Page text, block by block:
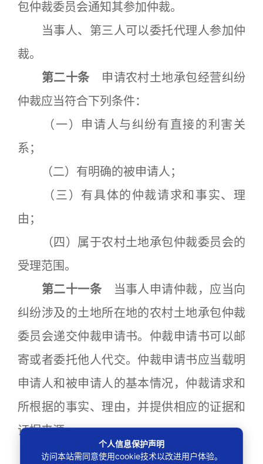
包仲裁委员会通知其参加仲裁。
当事人、第三人可以委托代理人参加仲
裁。
第二十条 申请农村土地承包经营纠纷
仲裁应当符合下列条件：
（一）申请人与纠纷有直接的利害关
系；
（二）有明确的被申请人；
（三）有具体的仲裁请求和事实、理
由；
（四）属于农村土地承包仲裁委员会的
受理范围。
第二十一条 当事人申请仲裁，应当向
纠纷涉及的土地所在地的农村土地承包仲裁
委员会递交仲裁申请书。仲裁申请书可以邮
寄或者委托他人代交。仲裁申请书应当载明
申请人和被申请人的基本情况，仲裁请求和
所根据的事实、理由，并提供相应的证据和
证据来源。
书面申请确有困难的，可以口头申请，
个人信息保护声明
访问本站需同意使用cookie技术以改进用户体验。